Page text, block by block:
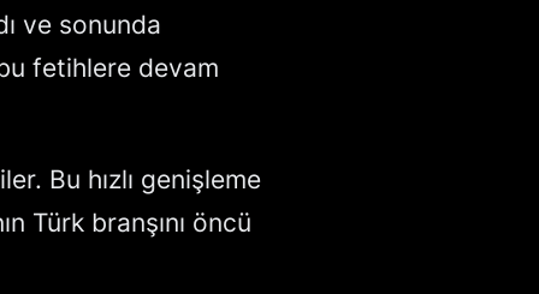
ve sonunda
fetihlere devam
Bu hızlı genişleme
Türk branşını öncü